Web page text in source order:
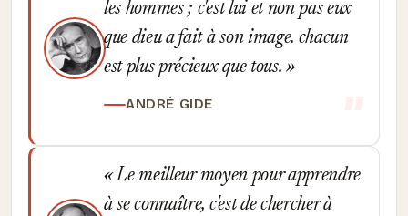
les hommes ; c'est lui et non pas eux
que dieu a fait à son image. chacun
est plus précieux que tous.
ANDRÉ GIDE
Le meilleur moyen pour apprendre
à se connaître, c'est de chercher à